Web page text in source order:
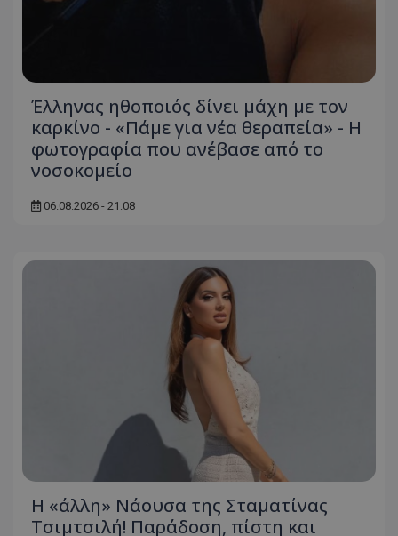
Έλληνας ηθοποιός δίνει μάχη με τον
καρκίνο - «Πάμε για νέα θεραπεία» - Η
φωτογραφία που ανέβασε από το
νοσοκομείο
06.08.2026 - 21:08
Η «άλλη» Νάουσα της Σταματίνας
Τσιμτσιλή! Παράδοση, πίστη και